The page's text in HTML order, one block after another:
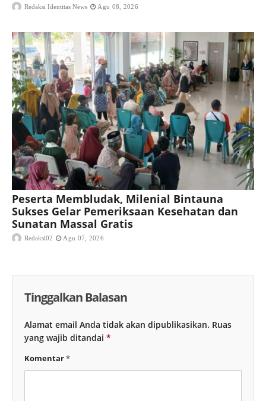
Redaksi Identitas News Agu 08, 2026
Peserta Membludak, Milenial Bintauna
Sukses Gelar Pemeriksaan Kesehatan dan
Sunatan Massal Gratis
Redaksi02 Agu 07, 2026
Tinggalkan Balasan
Alamat email Anda tidak akan dipublikasikan. Ruas
yang wajib ditandai *
Komentar*